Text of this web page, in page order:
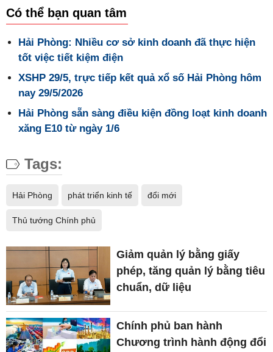
Có thể bạn quan tâm
Hải Phòng: Nhiều cơ sở kinh doanh đã thực hiện
tốt việc tiết kiệm điện
XSHP 29/5, trực tiếp kết quả xổ số Hải Phòng hôm
nay 29/5/2026
Hải Phòng sẵn sàng điều kiện đồng loạt kinh doanh
xăng E10 từ ngày 1/6
Tags:
Hải Phòng phát triển kinh tế đổi mới
Thủ tướng Chính phủ
Giảm quản lý bằng giấy
phép, tăng quản lý bằng tiêu
chuẩn, dữ liệu
Chính phủ ban hành
Chương trình hành động đổi